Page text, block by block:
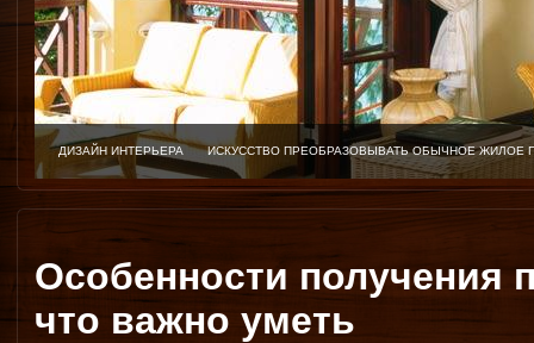
ДИЗАЙН ИНТЕРЬЕРА ИСКУССТВО ПРЕОБРАЗОВЫВАТЬ ОБЫЧНОЕ
Особенности получения
что важно уметь